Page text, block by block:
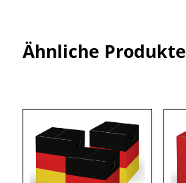
Ähnliche Produkte